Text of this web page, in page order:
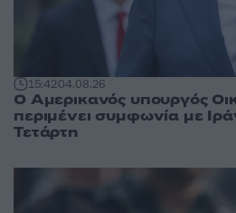
15:4204.08.26
Ο Αμερικανός υπουργός
περιμένει συμφωνία με
Τετάρτη